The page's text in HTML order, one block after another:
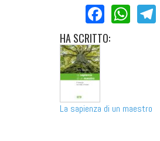
HASCRITTO:
La sapienza di un maestro